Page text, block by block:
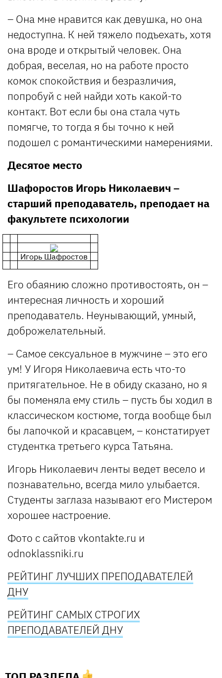
– Она мне нравится как девушка, но она
недоступна. К ней тяжело подъехать, хотя
она вроде и открытый человек. Она
добрая, веселая, но на работе просто
комок спокойствия и безразличия,
попробуй с ней найди хоть какой-то
контакт. Вот если бы она стала чуть
помягче, то тогда я бы точно к ней
подошел с романтическими намерениями.
Десятое место
Шафоростов Игорь Николаевич –
старший преподаватель, преподает на
факультете психологии
Игорь Шафростов
Его обаянию сложно противостоять, он –
интересная личность и хороший
преподаватель. Неунывающий, умный,
доброжелательный.
– Самое сексуальное в мужчине – это его
ум! У Игоря Николаевича есть что-то
притягательное. Не в обиду сказано, но я
бы поменяла ему стиль – пусть бы ходил в
классическом костюме, тогда вообще был
бы лапочкой и красавцем, – констатирует
студентка третьего курса Татьяна.
Игорь Николаевич ленты ведет весело и
познавательно, всегда мило улыбается.
Студенты заглаза называют его Мистером
хорошее настроение.
Фото с сайтов vkontakte.ru и
odnoklassniki.ru
РЕЙТИНГ ЛУЧШИХ ПРЕПОДАВАТЕЛЕЙ
ДНУ
РЕЙТИНГ САМЫХ СТРОГИХ
ПРЕПОДАВАТЕЛЕЙ ДНУ